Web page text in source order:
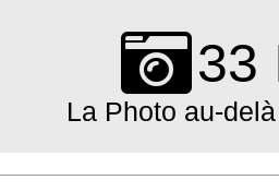
33
La Photo au-
Primary